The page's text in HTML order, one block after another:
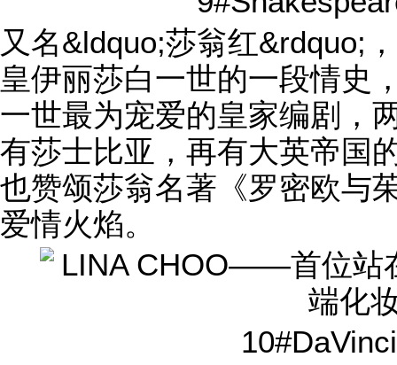
又名&ldquo;莎翁红&rdquo;
皇伊丽莎白一世的一段情史
一世最为宠爱的皇家编剧，
有莎士比亚，再有大英帝国
也赞颂莎翁名著《罗密欧与
爱情火焰。